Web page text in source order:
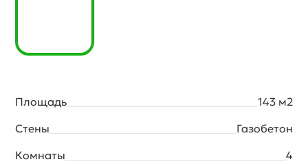
Площадь
143 м2
Стены
Газобетон
Комнаты
4